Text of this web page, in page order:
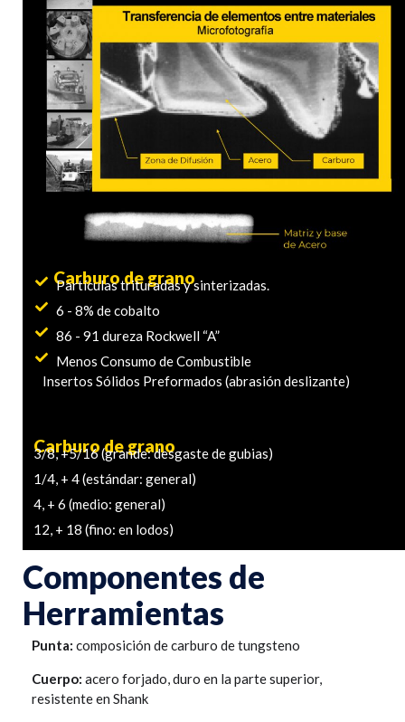
Carburo de grano
Partículas trituradas y sinterizadas.
6 - 8% de cobalto
86 - 91 dureza Rockwell “A”
Menos Consumo de Combustible
Insertos Sólidos Preformados (abrasión deslizante)
Carburo de grano
3/8, +5/16 (grande: desgaste de gubias)
1/4, + 4 (estándar: general)
4, + 6 (medio: general)
12, + 18 (fino: en lodos)
Componentes de
Herramientas
Punta: composición de carburo de tungsteno
Cuerpo: acero forjado, duro en la parte superior,
resistente en Shank